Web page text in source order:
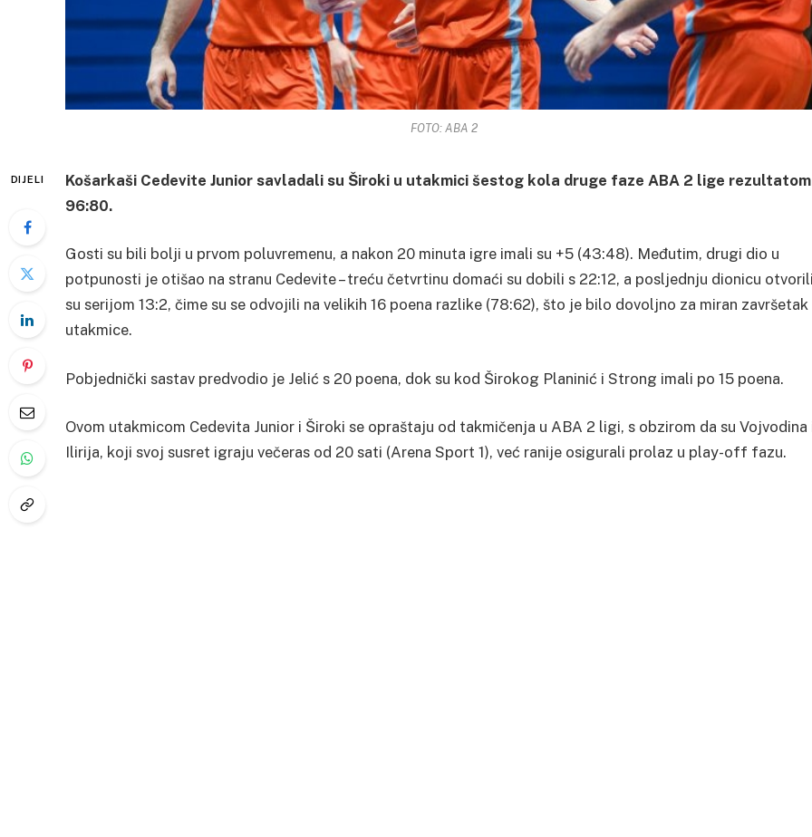
FOTO: ABA 2
DIJELI
Košarkaši Cedevite Junior savladali su Široki u utakmici šestog kola druge faze ABA 2 lige rezultatom
96:80.
Gosti su bili bolji u prvom poluvremenu, a nakon 20 minuta igre imali su +5 (43:48). Međutim, drugi dio u
potpunosti je otišao na stranu Cedevite – treću četvrtinu domaći su dobili s 22:12, a posljednju dionicu otvorili
su serijom 13:2, čime su se odvojili na velikih 16 poena razlike (78:62), što je bilo dovoljno za miran završetak
utakmice.
Pobjednički sastav predvodio je Jelić s 20 poena, dok su kod Širokog Planinić i Strong imali po 15 poena.
Ovom utakmicom Cedevita Junior i Široki se opraštaju od takmičenja u ABA 2 ligi, s obzirom da su Vojvodina
Ilirija, koji svoj susret igraju večeras od 20 sati (Arena Sport 1), već ranije osigurali prolaz u play-off fazu.